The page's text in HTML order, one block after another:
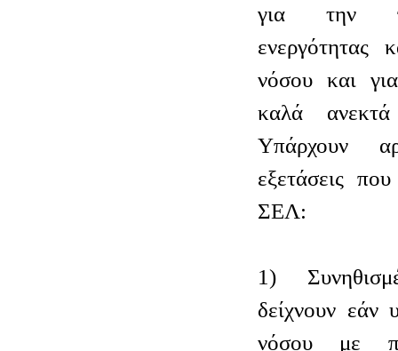
για την
ενεργότητας
νόσου και
καλά
Υπάρχουν
εξετάσεις
ΣΕΛ:
1)
δείχνουν εάν
νόσου με